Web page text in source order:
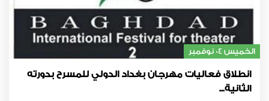
الخميس 04 نوفمبر
انطلاق فعاليات مهرجان بغداد الدولي للمسرح بدورته
الثانية...